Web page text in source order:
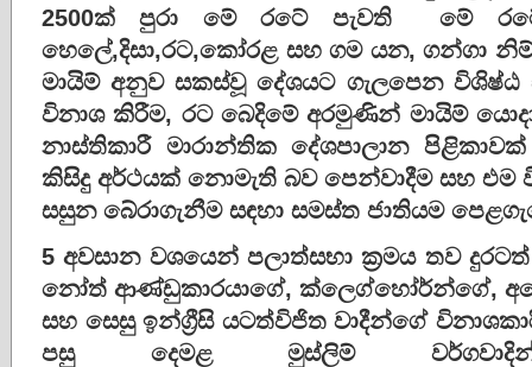
2500ක් පුරා මේ රටේ පැවති මේ
හෙලේ,දිසා,රට,කෝරළ සහ ගම යන,ගන්ගා
මායිම් අනුව සකස්වූ දේශයට ගැලපෙන විශිෂ්ඨ
විනාශ කිරීම, රට බෙදිමේ අරමුණින් මායිම්
නාස්තිකාරී මාරාන්තික දේශපාලාන
කිසිදු අර්ථයක් නොමැති බව පෙන්වාදීම සහ එම
සසුන බේරාගැනීම සඳහා සමස්ත ජාතියම
5අවසාන වශයෙන් පලාත්සභා ක්‍රමය තව දුරටත්
නෝත් ආණ්ඩුකාරයාගේ, ක්ලෙග්හෝර්න්ගේ,
සහ සෙසු ඉන්ග්‍රීසි යටත්විජිත වාදීන්ගේ
පසු
දෙමළ මුස්ලිම්